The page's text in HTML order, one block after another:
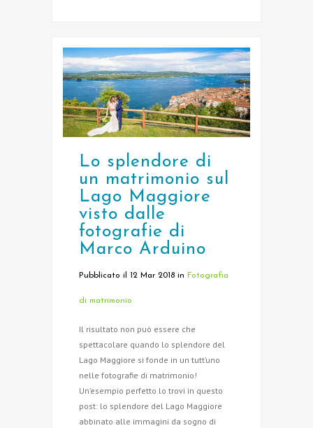
Lo splendore di
un matrimonio sul
Lago Maggiore
visto dalle
fotografie di
Marco Arduino
Pubblicato il 12 Mar 2018 in Fotografia
di matrimonio
Il risultato non può essere che
spettacolare quando lo splendore del
Lago Maggiore si fonde in un tutt’uno
nelle fotografie di matrimonio!
Un’esempio perfetto lo trovi in questo
post: lo splendore del Lago Maggiore
abbinato alle immagini da sogno di